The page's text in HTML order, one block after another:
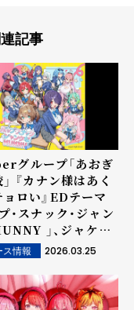
記事
グループ「あおぎ
『カナン様はあく
ョロい』EDテーマ
・スナック・ジャン
」、ジャケッ
ト公開! 同楽曲が
(日)0時から配信決
ス情報 2026.03.25